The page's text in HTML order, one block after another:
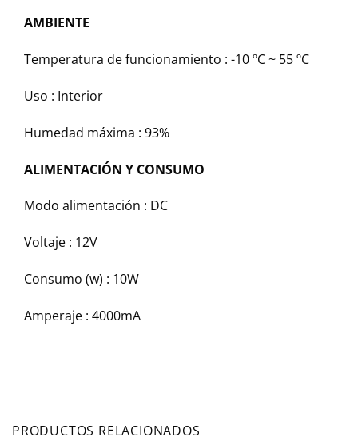
AMBIENTE
Temperatura de funcionamiento : -10 ºC ~ 55 ºC
Uso : Interior
Humedad máxima : 93%
ALIMENTACIÓN Y CONSUMO
Modo alimentación : DC
Voltaje : 12V
Consumo (w) : 10W
Amperaje : 4000mA
PRODUCTOS RELACIONADOS